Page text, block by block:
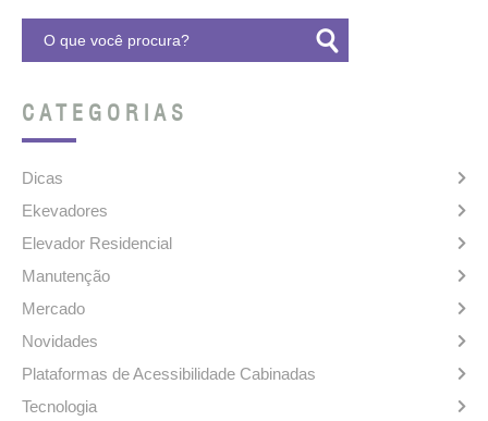
CATEGORIAS
Dicas
Ekevadores
Elevador Residencial
Manutenção
Mercado
Novidades
Plataformas de Acessibilidade Cabinadas
Tecnologia